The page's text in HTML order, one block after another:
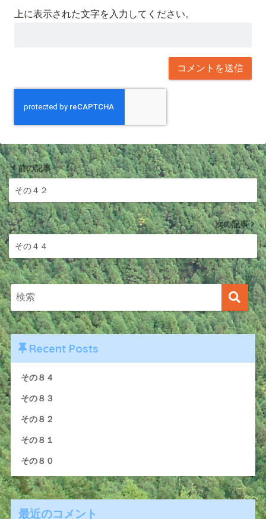
上に表示された文字を入力してください。
前の記事
その４２
次の記事
その４４
Recent Posts
その８４
その８３
その８２
その８１
その８０
最近のコメント